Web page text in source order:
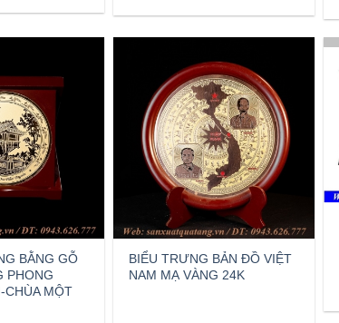
BẰNG GỖ
PHONG
CHÙA MỘT
BIỂU TRƯNG BẢN ĐỒ VIỆT
NAM MẠ VÀNG 24K